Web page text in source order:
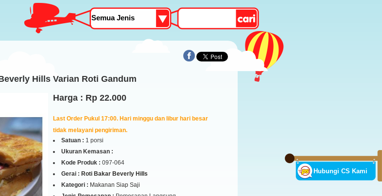
Hubungi CS Kami
Hills Varian Roti Gandum
Harga : Rp 22.000
Last Order Pukul 17:00. Hari minggu dan libur hari besar
tidak melayani pengiriman.
Satuan : 1 porsi
Ukuran Kemasan :
Kode Produk : 097-064
Gerai : Roti Bakar Beverly Hills
Kategori : Makanan Siap Saji